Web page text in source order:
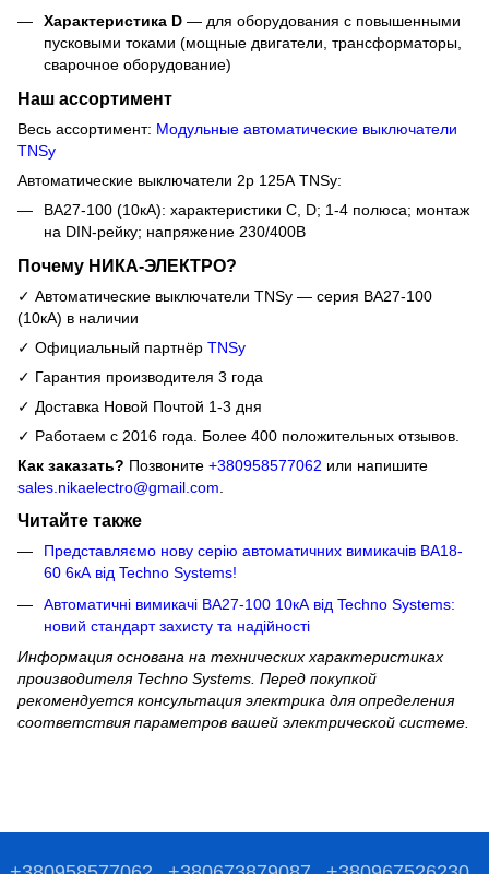
Характеристика D — для оборудования с повышенными
пусковыми токами (мощные двигатели, трансформаторы,
сварочное оборудование)
Наш ассортимент
Весь ассортимент: Модульные автоматические выключатели
TNSy
Автоматические выключатели 2р 125А TNSy:
ВА27-100 (10кА): характеристики C, D; 1-4 полюса; монтаж
на DIN-рейку; напряжение 230/400В
Почему НИКА-ЭЛЕКТРО?
✓ Автоматические выключатели TNSy — серия ВА27-100
(10кА) в наличии
✓ Официальный партнёр TNSy
✓ Гарантия производителя 3 года
✓ Доставка Новой Почтой 1-3 дня
✓ Работаем с 2016 года. Более 400 положительных отзывов.
Как заказать? Позвоните +380958577062 или напишите
sales.nikaelectro@gmail.com
Читайте также
Представляємо нову серію автоматичних вимикачів ВА18-
60 6кА від Techno Systems!
Автоматичні вимикачі ВА27-100 10кА від Techno Systems:
новий стандарт захисту та надійності
Информация основана на технических характеристиках
производителя Techno Systems. Перед покупкой
рекомендуется консультация электрика для определения
соответствия параметров вашей электрической системе.